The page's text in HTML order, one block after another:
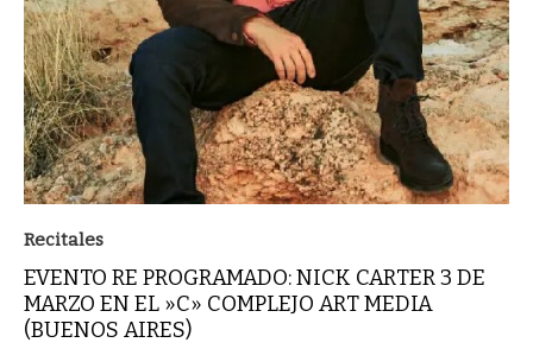
Recitales
EVENTO RE PROGRAMADO: NICK CARTER 3 DE
MARZO EN EL »C» COMPLEJO ART MEDIA
(BUENOS AIRES)